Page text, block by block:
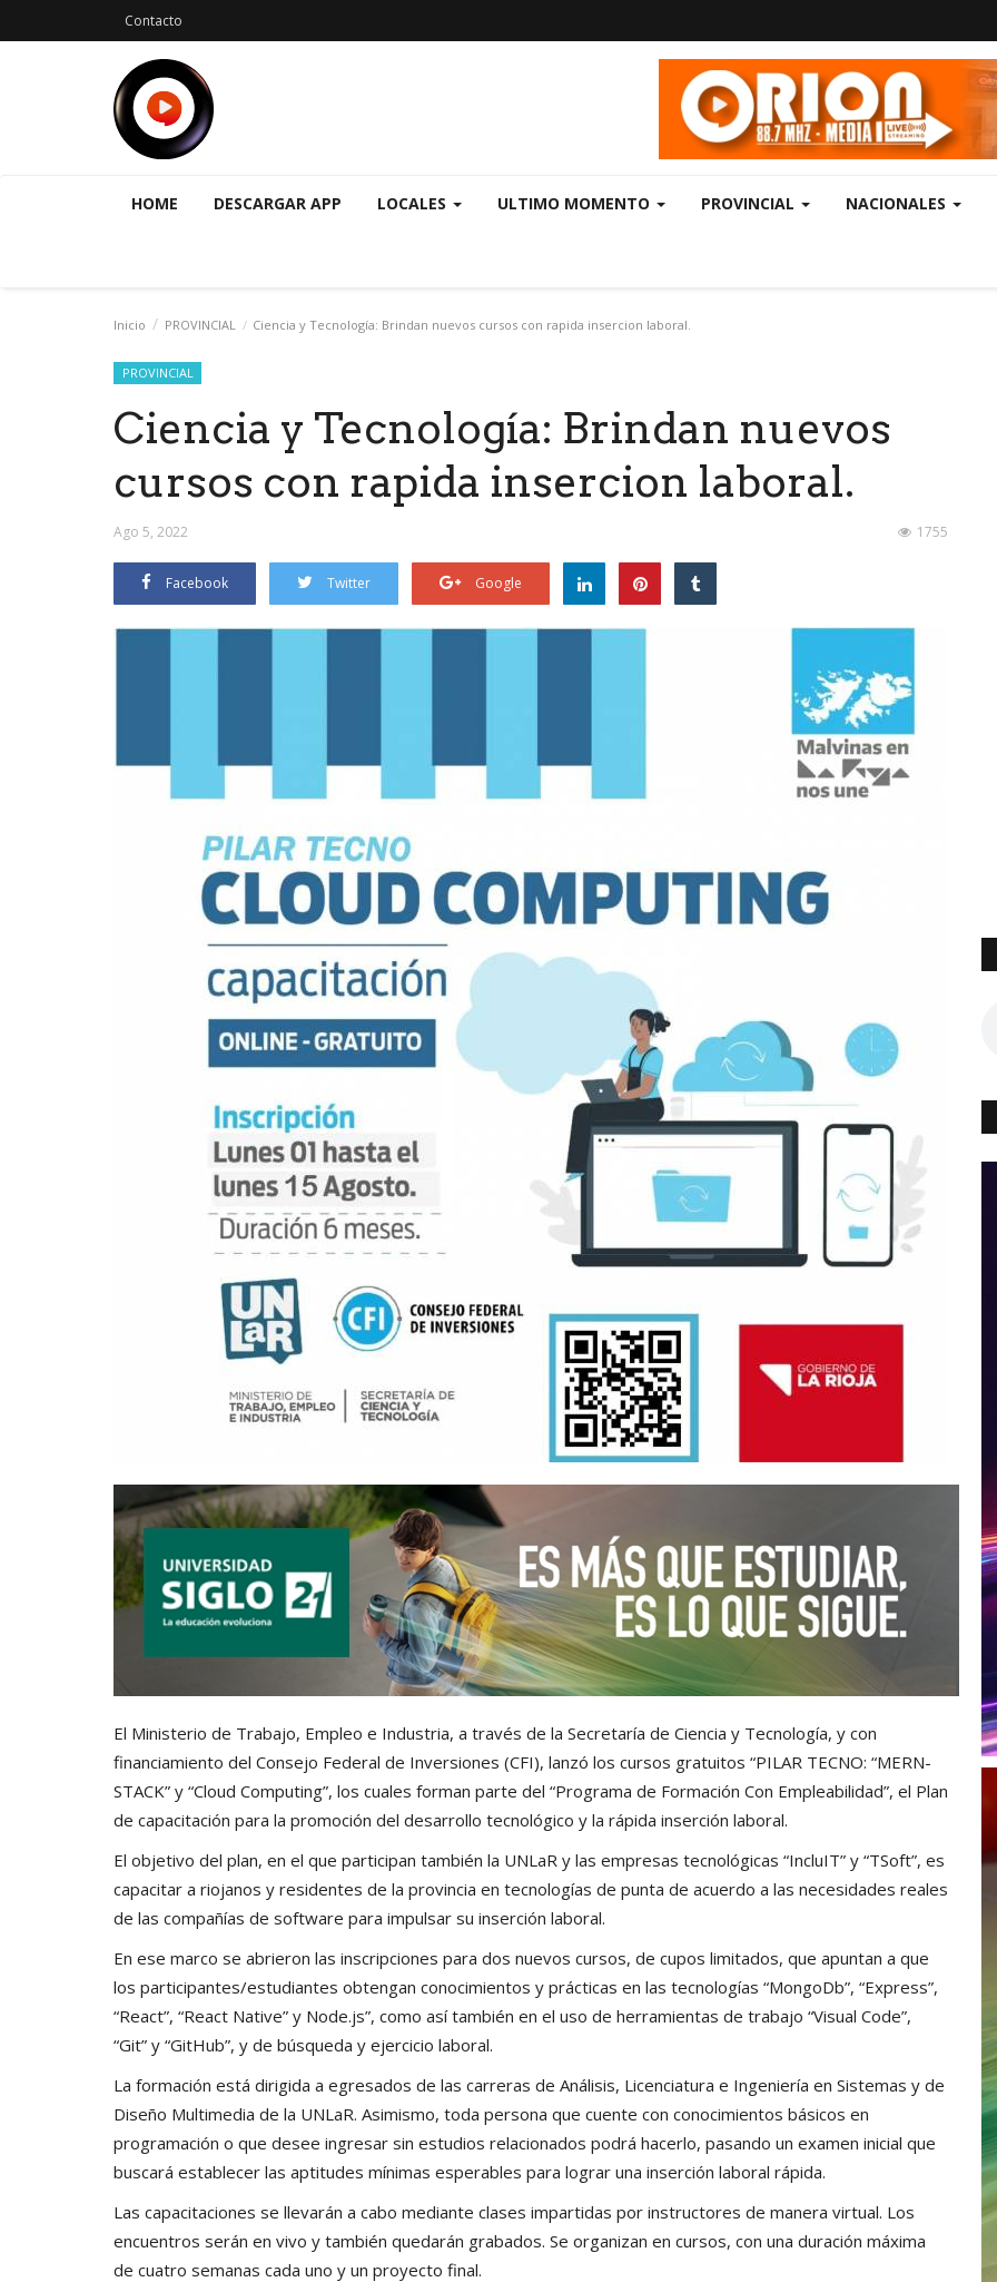
Contacto
HOME DESCARGAR APP LOCALES ULTIMO MOMENTO PROVINCIAL NACIONALES
Inicio PROVINCIAL Ciencia y Tecnología: Brindan nuevos cursos con rapida insercion laboral.
PROVINCIAL
Ciencia y Tecnología: Brindan nuevos
cursos con rapida insercion laboral.
Ago 5, 2022 1755
Facebook Twitter Google
El Ministerio de Trabajo, Empleo e Industria, a través de la Secretaría de Ciencia y Tecnología, y con
financiamiento del Consejo Federal de Inversiones (CFI), lanzó los cursos gratuitos “PILAR TECNO: “MERN-
STACK” y “Cloud Computing”, los cuales forman parte del “Programa de Formación Con Empleabilidad”, el Plan
de capacitación para la promoción del desarrollo tecnológico y la rápida inserción laboral.
El objetivo del plan, en el que participan también la UNLaR y las empresas tecnológicas “IncluIT” y “TSoft”, es
capacitar a riojanos y residentes de la provincia en tecnologías de punta de acuerdo a las necesidades reales
de las compañías de software para impulsar su inserción laboral.
En ese marco se abrieron las inscripciones para dos nuevos cursos, de cupos limitados, que apuntan a que
los participantes/estudiantes obtengan conocimientos y prácticas en las tecnologías “MongoDb”, “Express”,
“React”, “React Native” y Node.js”, como así también en el uso de herramientas de trabajo “Visual Code”,
“Git” y “GitHub”, y de búsqueda y ejercicio laboral.
La formación está dirigida a egresados de las carreras de Análisis, Licenciatura e Ingeniería en Sistemas y de
Diseño Multimedia de la UNLaR. Asimismo, toda persona que cuente con conocimientos básicos en
programación o que desee ingresar sin estudios relacionados podrá hacerlo, pasando un examen inicial que
buscará establecer las aptitudes mínimas esperables para lograr una inserción laboral rápida.
Las capacitaciones se llevarán a cabo mediante clases impartidas por instructores de manera virtual. Los
encuentros serán en vivo y también quedarán grabados. Se organizan en cursos, con una duración máxima
de cuatro semanas cada uno y un proyecto final.